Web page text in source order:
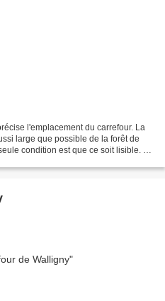
l'emplacement du carrefour. La
large que possible de la forêt de
condition est que ce soit lisible. La